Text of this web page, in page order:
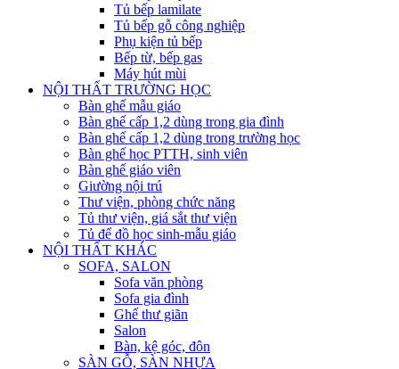
Tủ bếp lamilate
Tủ bếp gỗ công nghiệp
Phụ kiện tủ bếp
Bếp từ, bếp gas
Máy hút mùi
NỘI THẤT TRƯỜNG HỌC
Bàn ghế mẫu giáo
Bàn ghế cấp 1,2 dùng trong gia đình
Bàn ghế cấp 1,2 dùng trong trường học
Bàn ghế học PTTH, sinh viên
Bàn ghế giáo viên
Giường nội trú
Thư viện, phòng chức năng
Tủ thư viện, giá sắt thư viện
Tủ để đồ học sinh-mẫu giáo
NỘI THẤT KHÁC
SOFA, SALON
Sofa văn phòng
Sofa gia đình
Ghế thư giãn
Salon
Bàn, kệ góc, đôn
SÀN GỖ, SÀN NHỰA